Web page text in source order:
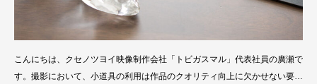
こんにちは、クセノツヨイ映像制作会社「トビガスマル」代表社員の廣瀬で
す。撮影において、小道具の利用は作品のクオリティ向上に欠かせない要素